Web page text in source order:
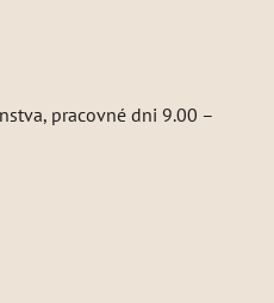
pracovné dni 9.00 –